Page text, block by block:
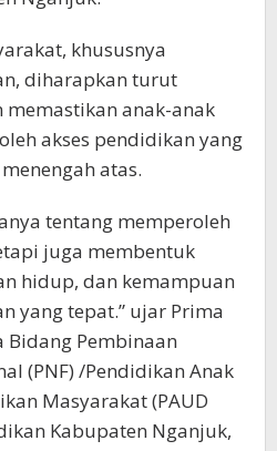
khususnya
diharapkan turut
anak-anak
akses pendidikan yang
atas.
tentang memperoleh
juga membentuk
hidup, dan kemampuan
yang tepat.” ujar Prima
Bidang Pembinaan
(PNF) /Pendidikan Anak
Masyarakat (PAUD
Kabupaten Nganjuk,